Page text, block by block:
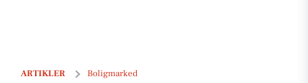
ARTIKLER Boligmarked
Stenumvej 3 og 1 anden boliger er kommet til salg denne uge i